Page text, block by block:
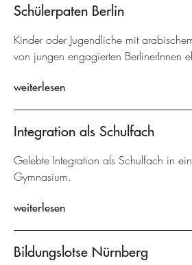
Schülerpaten Berlin
Kinder oder Jugendliche mit
von jungen engagierten BerlinerInnen
weiterlesen
Integration als Schulfach
Gelebte Integration als Schulfach in
Gymnasium.
weiterlesen
Bildungslotse Nürnberg